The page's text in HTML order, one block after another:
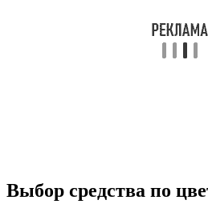
Выбор средства по